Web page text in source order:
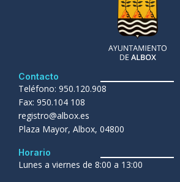
Contacto
Teléfono: 950.120.908
Fax: 950.104 108
registro@albox.es
Plaza Mayor, Albox, 04800
Horario
Lunes a viernes de 8:00 a 13:00